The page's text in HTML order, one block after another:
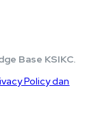
Base KSIKC.
Policy dan